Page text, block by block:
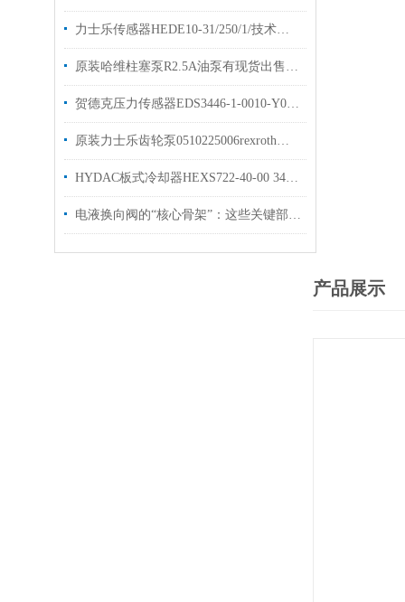
力士乐传感器HEDE10-31/250/1/技术参数
原装哈维柱塞泵R2.5A油泵有现货出售hawe选购
贺德克压力传感器EDS3446-1-0010-Y00原装库存出售
原装力士乐齿轮泵0510225006rexroth油泵现货出售
HYDAC板式冷却器HEXS722-40-00 3457474原装出售
电液换向阀的“核心骨架”：这些关键部件，决定设备运行效率！
产品展示